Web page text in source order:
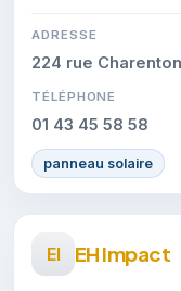
ADRESSE
224 rue
TÉLÉPHONE
01 43 45 58 58
panneau solaire
EI EH Impact